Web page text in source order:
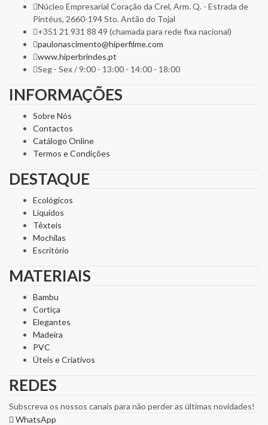
Núcleo Empresarial Coração da Crel, Arm. Q. - Estrada de
Pintéus, 2660-194 Sto. Antão do Tojal
+351 21 931 88 49 (chamada para rede fixa nacional)
paulonascimento@hiperfilme.com
www.hiperbrindes.pt
Seg - Sex / 9:00 - 13:00 - 14:00 - 18:00
INFORMAÇÕES
Sobre Nós
Contactos
Catálogo Online
Termos e Condições
DESTAQUE
Ecológicos
Líquidos
Têxteis
Mochilas
Escritório
MATERIAIS
Bambu
Cortiça
Elegantes
Madeira
PVC
Úteis e Criativos
REDES
Subscreva os nossos canais para não perder as últimas novidades!
WhatsApp